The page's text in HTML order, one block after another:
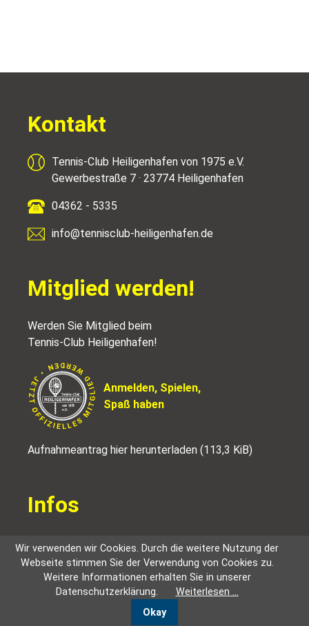
Kontakt
Tennis-Club Heiligenhafen von 1975 e.V.
Gewerbestraße 7 · 23774 Heiligenhafen
04362 - 5335
info@tennisclub-heiligenhafen.de
Mitglied werden!
Werden Sie Mitglied beim
Tennis-Club Heiligenhafen!
Anmelden, Spielen,
Spaß haben
Aufnahmeantrag hier herunterladen (113,3 KiB)
Infos
Kontakt / Anfahrt
Platzreservierung
Partner
Impressum
Wir verwenden wir Cookies. Durch die weitere Nutzung der
Webseite stimmen Sie der Verwendung von Cookies zu.
Weitere Informationen erhalten Sie in unserer
Datenschutzerklärung.
Weiterlesen …
Okay